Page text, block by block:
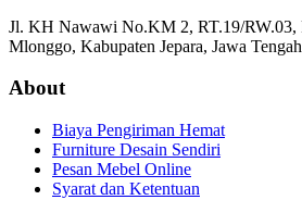
Jl. KH Nawawi No.KM 2, RT.19/RW.03,
Mlonggo, Kabupaten Jepara, Jawa
About
Biaya Pengiriman Hemat
Furniture Desain Sendiri
Pesan Mebel Online
Syarat dan Ketentuan